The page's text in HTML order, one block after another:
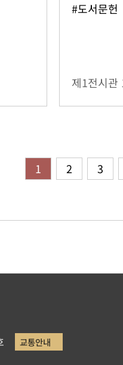
#도서문헌
제1전시관
1
2 3
교통안내